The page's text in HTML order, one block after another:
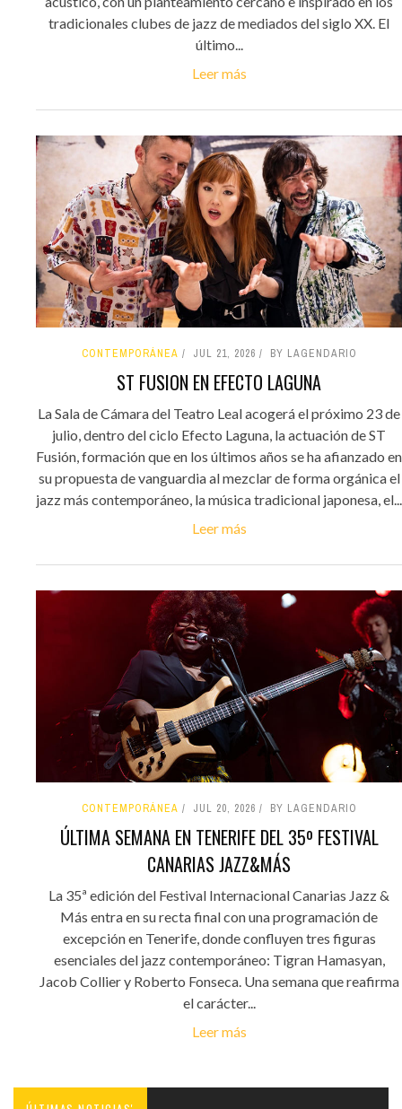
tradicionales clubes de jazz de mediados del siglo XX. El
último...
Leer más
CONTEMPORÁNEA JUL 21, 2026 BY LAGENDARIO
ST FUSION EN EFECTO LAGUNA
La Sala de Cámara del Teatro Leal acogerá el próximo 23 de
julio, dentro del ciclo Efecto Laguna, la actuación de ST
Fusión, formación que en los últimos años se ha afianzado en
su propuesta de vanguardia al mezclar de forma orgánica el
jazz más contemporáneo, la música tradicional japonesa, el...
Leer más
CONTEMPORÁNEA JUL 20, 2026 BY LAGENDARIO
ÚLTIMA SEMANA EN TENERIFE DEL 35º FESTIVAL
CANARIAS JAZZ&MÁS
La 35ª edición del Festival Internacional Canarias Jazz &
Más entra en su recta final con una programación de
excepción en Tenerife, donde confluyen tres figuras
esenciales del jazz contemporáneo: Tigran Hamasyan,
Jacob Collier y Roberto Fonseca. Una semana que reafirma
el carácter...
Leer más